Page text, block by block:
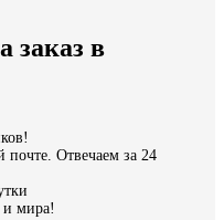
заказ в
почте. Отвечаем за 24
мира!